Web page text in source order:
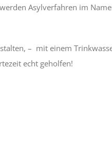
Asylverfahren im
– mit einem
echt geholfen!